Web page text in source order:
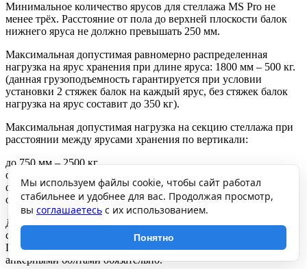
Минимальное количество ярусов для стеллажа MS Pro не
менее трёх. Расстояние от пола до верхней плоскости балок
нижнего яруса не должно превышать 250 мм.
Максимальная допустимая равномерно распределенная
нагрузка на ярус хранения при длине яруса: 1800 мм – 500 кг.
(данная грузоподъемность гарантируется при условии
установки 2 стяжек балок на каждый ярус, без стяжек балок
нагрузка на ярус составит до 350 кг).
Максимальная допустимая нагрузка на секцию стеллажа при
расстоянии между ярусами хранения по вертикали:
до 750 мм – 2500 кг,
от 750 до 1000 мм – 1500 кг,
от 1000 до 1250 мм – 1050 кг,
от 1250 до 2000 мм – 500 кг.
Допускается собирать стеллажи в линию с общей средней
стойкой. Грузоподъемность стеллажей при этом не снижается.
При эксплуатации стеллажей закрепление рам стеллажей
анкерными болтами обязательно.
Мы используем файлы cookie, чтобы сайт работал
стабильнее и удобнее для вас. Продолжая просмотр,
вы соглашаетесь с их использованием.
Понятно